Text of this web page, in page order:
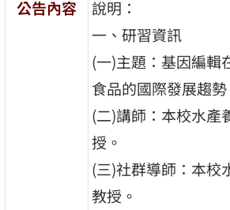
公告內容
說明：
一、研習資訊
(一)主題：基因編輯
食品的國際發展趨勢
(二)講師：本校水產
授。
(三)社群導師：本校
教授。